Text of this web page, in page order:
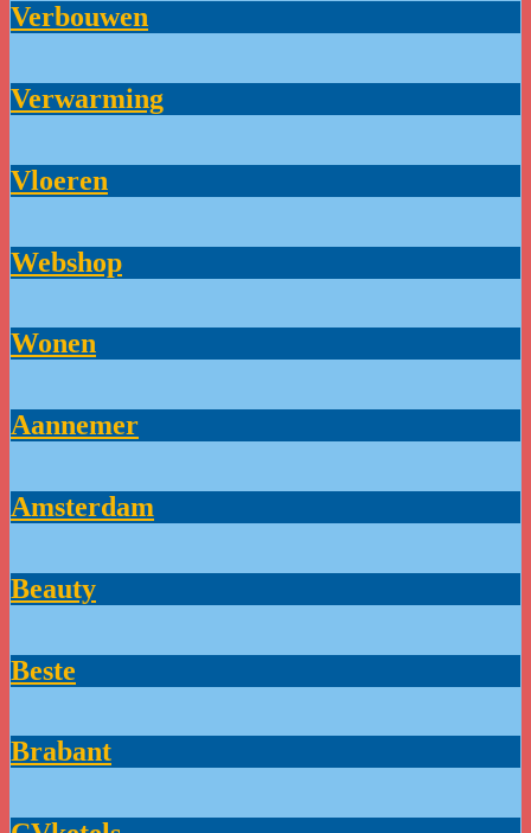
Verbouwen
Verwarming
Vloeren
Webshop
Wonen
Aannemer
Amsterdam
Beauty
Beste
Brabant